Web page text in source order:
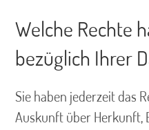
Welche Rechte
bezüglich Ihrer
Sie haben jederzeit das
Auskunft über Herkunft,